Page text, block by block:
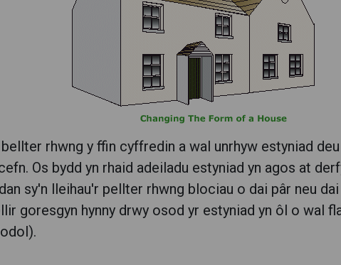
rhwng y ffin cyffredin a wal unrhyw estyniad
Os bydd yn rhaid adeiladu estyniad yn agos at
sy'n lleihau'r pellter rhwng blociau o dai pâr neu
goresgyn hynny drwy osod yr estyniad yn ôl o wal